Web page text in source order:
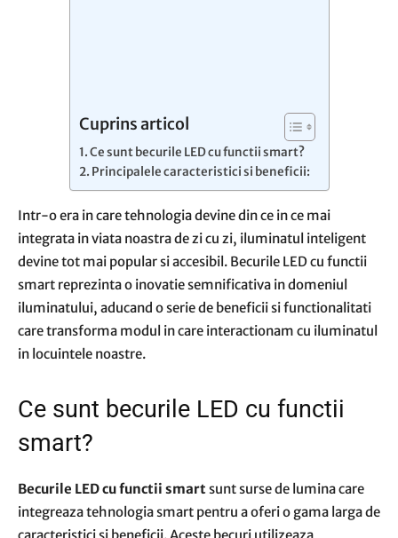
Cuprins articol
Ce sunt becurile LED cu functii smart?
Principalele caracteristici si beneficii:
Intr-o era in care tehnologia devine din ce in ce mai
integrata in viata noastra de zi cu zi, iluminatul inteligent
devine tot mai popular si accesibil. Becurile LED cu functii
smart reprezinta o inovatie semnificativa in domeniul
iluminatului, aducand o serie de beneficii si functionalitati
care transforma modul in care interactionam cu iluminatul
in locuintele noastre.
Ce sunt becurile LED cu functii
smart?
Becurile LED cu functii smart sunt surse de lumina care
integreaza tehnologia smart pentru a oferi o gama larga de